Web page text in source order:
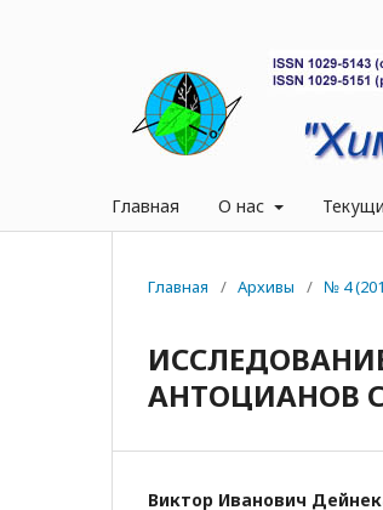
Главная О нас
Главная / Архивы / № 4
АНТОЦИАНОВ
Виктор Иванович